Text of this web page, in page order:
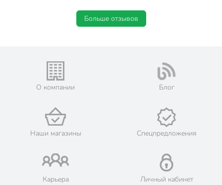
Больше отзывов
О компании Блог
Наши магазины Спецпредложения
Карьера Личный кабинет